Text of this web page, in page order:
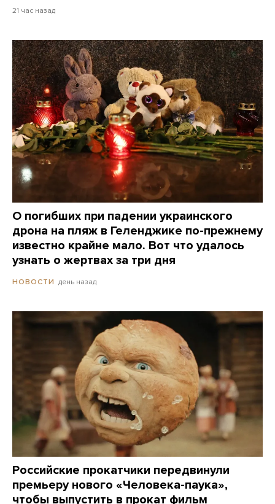
21 час назад
О погибших при падении украинского
дрона на пляж в Геленджике по-прежнему
известно крайне мало. Вот что удалось
узнать о жертвах за три дня
НОВОСТИ день назад
Российские прокатчики передвинули
премьеру нового «Человека-паука»,
чтобы выпустить в прокат фильм